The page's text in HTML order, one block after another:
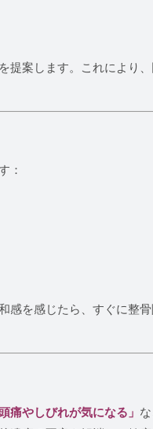
提案します。これにより
：
感を感じたら、すぐに整
痛やしびれが気になる」